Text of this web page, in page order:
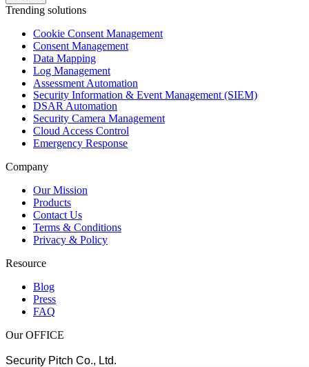
Trending solutions
Cookie Consent Management
Consent Management
Data Mapping
Log Management
Assessment Automation
Security Information & Event Management (SIEM)
DSAR Automation
Security Camera Management
Cloud Access Control
Emergency Response
Company
Our Mission
Products
Contact Us
Terms & Conditions
Privacy & Policy
Resource
Blog
Press
FAQ
Our OFFICE
Security Pitch Co., Ltd.